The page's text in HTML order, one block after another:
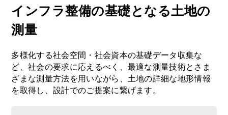
インフラ整備の基礎となる土地の
測量
多様化する社会空間・社会資本の基礎データ収集な
ど、社会の要求に応えるべく、最適な測量技術とさま
ざまな測量方法を用いながら、土地の詳細な地形情報
を取得し、設計でのご提案に繋げます。